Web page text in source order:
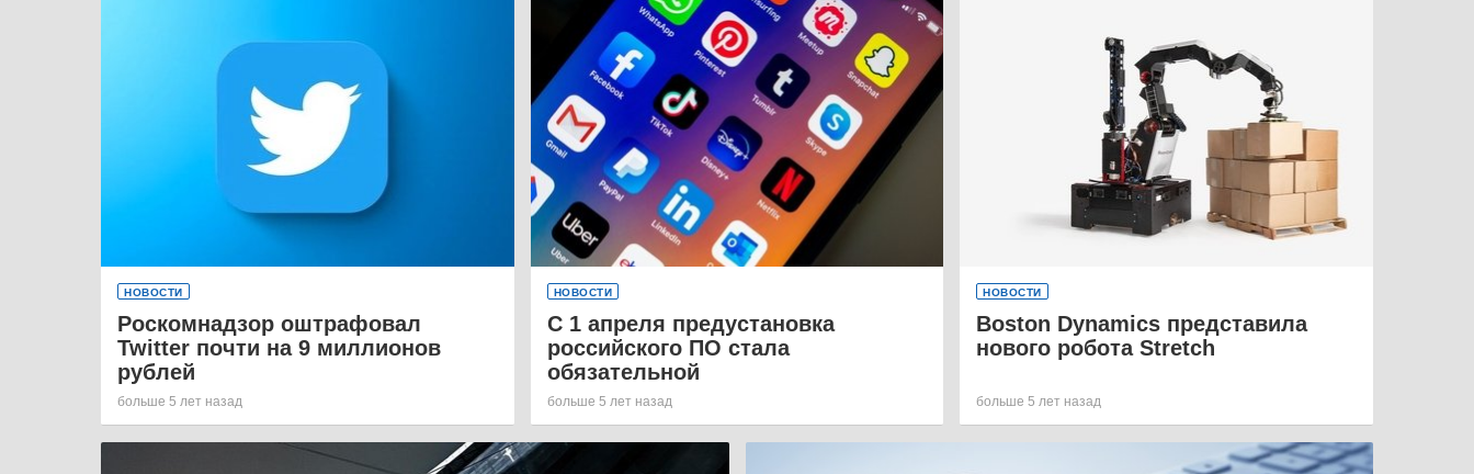
НОВОСТИ
Роскомнадзор оштрафовал
Twitter почти на 9 миллионов
рублей
больше 5 лет назад
НОВОСТИ
С 1 апреля предустановка
российского ПО стала
обязательной
больше 5 лет назад
НОВОСТИ
Boston Dynamics представила
нового робота Stretch
больше 5 лет назад